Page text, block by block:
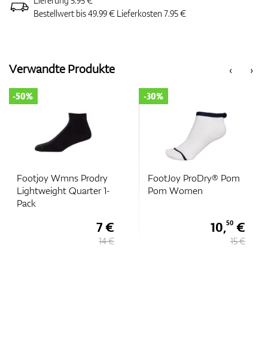
Bestellwert bis 49.99 € Lieferkosten 7.95 €
‹
Verwandte Produkte ›
Footjoy Wmns Prodry
Lightweight Quarter 1-
Pack
-50%
7 €
14 €
FootJoy ProDry® Pom
Pom Women
-30%
10,50€
15 €